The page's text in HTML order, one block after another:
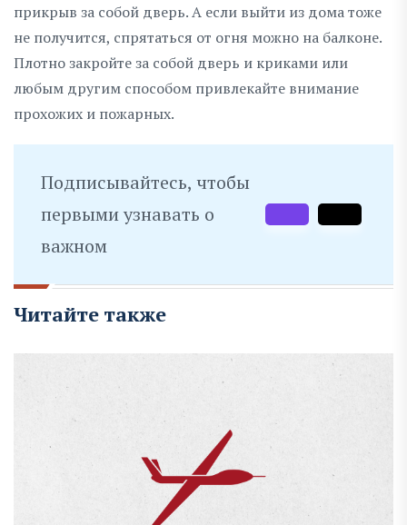
прикрыв за собой дверь. А если выйти из дома тоже
не получится, спрятаться от огня можно на балконе.
Плотно закройте за собой дверь и криками или
любым другим способом привлекайте внимание
прохожих и пожарных.
Подписывайтесь, чтобы
первыми узнавать о
важном
Читайте также